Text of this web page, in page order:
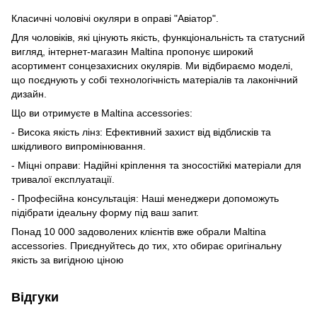
Класичні чоловічі окуляри в оправі "Авіатор".
Для чоловіків, які цінують якість, функціональність та статусний
вигляд, інтернет-магазин Maltina пропонує широкий
асортимент сонцезахисних окулярів. Ми відбираємо моделі,
що поєднують у собі технологічність матеріалів та лаконічний
дизайн.
Що ви отримуєте в Maltina accessories:
- Висока якість лінз: Ефективний захист від відблисків та
шкідливого випромінювання.
- Міцні оправи: Надійні кріплення та зносостійкі матеріали для
тривалої експлуатації.
- Професійна консультація: Наші менеджери допоможуть
підібрати ідеальну форму під ваш запит.
Понад 10 000 задоволених клієнтів вже обрали Maltina
accessories. Приєднуйтесь до тих, хто обирає оригінальну
якість за вигідною ціною
Відгуки